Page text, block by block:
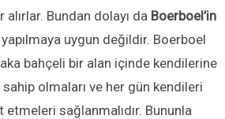
alırlar. Bundan dolayı da Boerboel’in
uygun değildir. Boerboel
bahçeli bir alan içinde kendilerine
olmaları ve her gün kendileri
sağlanmalıdır. Bununla